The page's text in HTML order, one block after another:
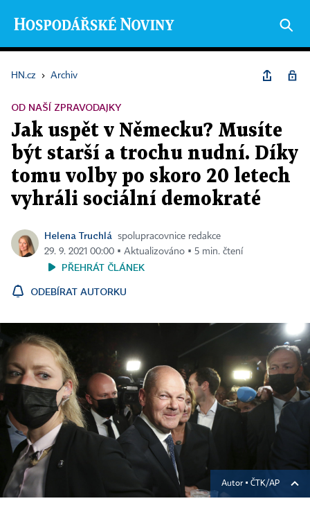
HN.cz › Archiv
OD NAŠÍ ZPRAVODAJKY
Jak uspět v Německu? Musíte
být starší a trochu nudní. Díky
tomu volby po skoro 20 letech
vyhráli sociální demokraté
Helena Truchlá
spolupracovnice redakce
29. 9. 2021 00:00 ▪ Aktualizováno ▪ 5 min. čtení
PŘEHRÁT ČLÁNEK
ODEBÍRAT AUTORKU
Autor ▪ ČTK/AP